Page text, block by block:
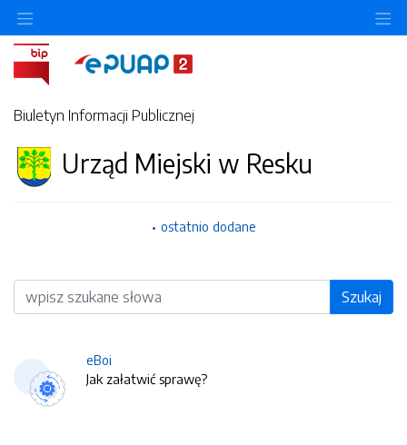
Biuletyn Informacji Publicznej
Urząd Miejski w Resku
ostatnio dodane
Wyszukiwarka Szukaj
eBoi
Jak załatwić sprawę?